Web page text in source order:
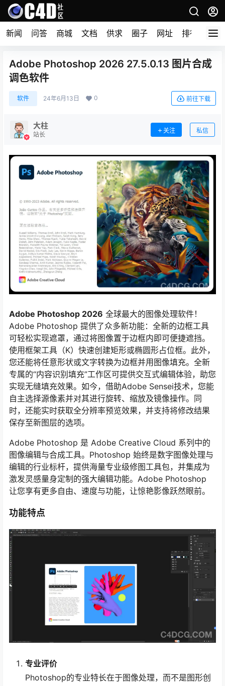
新闻 问答 商城 文档 供求 圈子 网址 排行榜
Adobe Photoshop 2026 27.5.0.13 图片合成
调色软件
软件 24年6月13日 0 前往下载
大柱
站长
关注 私信
Adobe Photoshop 2026 全球最大的图像处理软件！
Adobe Photoshop 提供了众多新功能：全新的边框工具
可轻松实现遮罩，通过将图像置于边框内即可便捷遮挡。
使用框架工具（K）快速创建矩形或椭圆形占位框。此外，
您还能将任意形状或文字转换为边框并用图像填充。全新
专属的“内容识别填充”工作区可提供交互式编辑体验，助您
实现无缝填充效果。如今，借助Adobe Sensei技术，您能
自主选择源像素并对其进行旋转、缩放及镜像操作。同
时，还能实时获取全分辨率预览效果，并支持将修改结果
保存至新图层的选项。
Adobe Photoshop 是 Adobe Creative Cloud 系列中的
图像编辑与合成工具。Photoshop 始终是数字图像处理与
编辑的行业标杆，提供海量专业级修图工具包，并集成为
激发灵感量身定制的强大编辑功能。Adobe Photoshop
让您享有更多自由、速度与功能，让惊艳影像跃然眼前。
功能特点
专业评价
Photoshop的专业特长在于图像处理，而不是图形创